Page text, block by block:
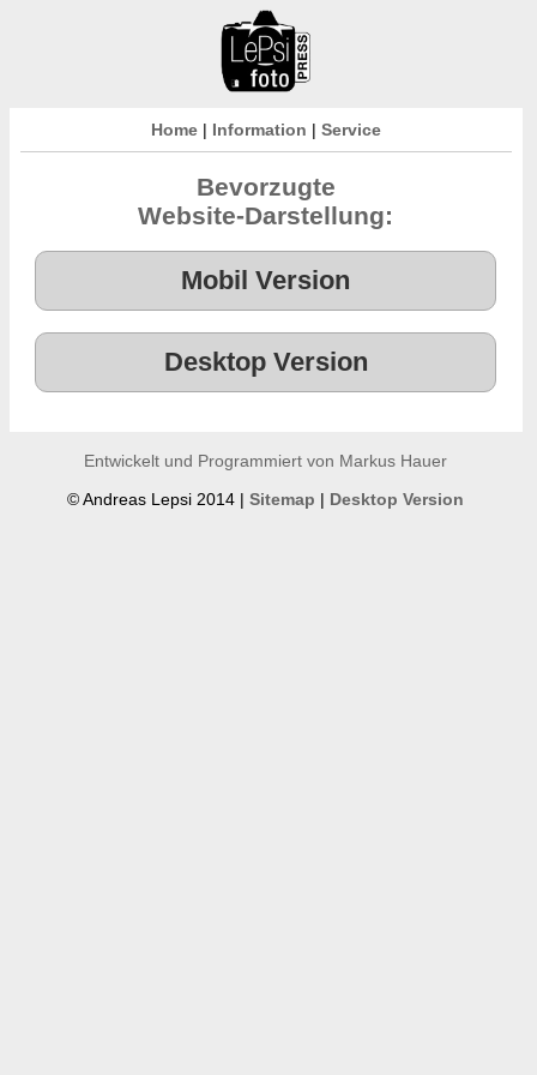
Home| Information | Service
Bevorzugte
Website-Darstellung:
Entwickelt und Programmiert von Markus Hauer
© Andreas Lepsi 2014 |Sitemap | Desktop Version